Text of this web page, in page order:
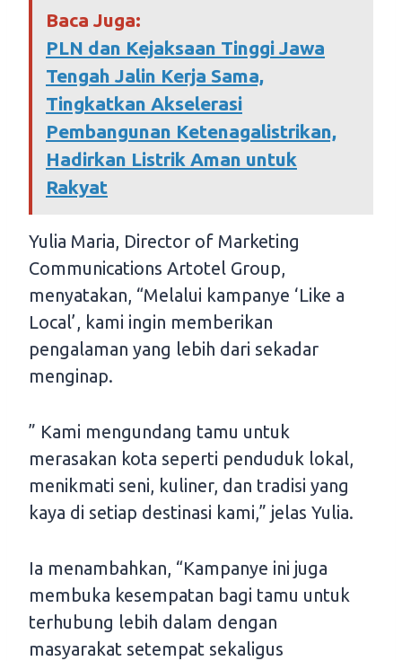
Baca Juga:
PLN dan Kejaksaan Tinggi Jawa
Tengah Jalin Kerja Sama,
Tingkatkan Akselerasi
Pembangunan Ketenagalistrikan,
Hadirkan Listrik Aman untuk
Rakyat
Yulia Maria, Director of Marketing
Communications Artotel Group,
menyatakan, “Melalui kampanye ‘Like a
Local’, kami ingin memberikan
pengalaman yang lebih dari sekadar
menginap.
” Kami mengundang tamu untuk
merasakan kota seperti penduduk lokal,
menikmati seni, kuliner, dan tradisi yang
kaya di setiap destinasi kami,” jelas Yulia.
Ia menambahkan, “Kampanye ini juga
membuka kesempatan bagi tamu untuk
terhubung lebih dalam dengan
masyarakat setempat sekaligus